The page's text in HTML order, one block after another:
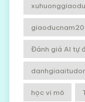
Đánh giá AI tự
học vi mô